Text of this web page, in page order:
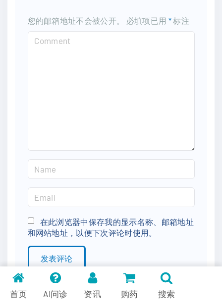
您的邮箱地址不会被公开。 必填项已用 *标注
a
e
*
m
a
i
l
在此浏览器中保存我的显示名称、邮箱地址
和网站地址，以便下次评论时使用。
首页 AI问诊 资讯 购药 搜索